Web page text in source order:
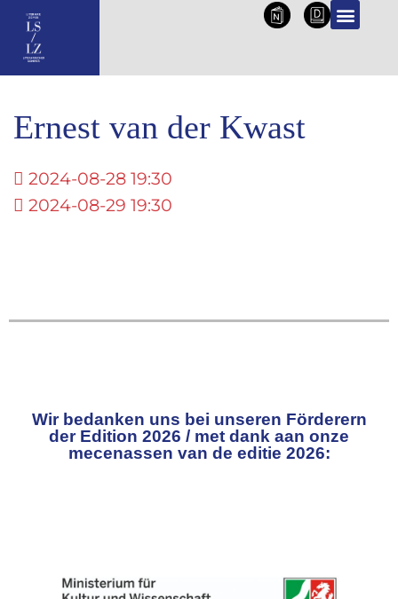
NL DE
Ernest van der Kwast
2024-08-28 19:30
2024-08-29 19:30
Wir bedanken uns bei unseren Förderern
der Edition 2026 / met dank aan onze
mecenassen van de editie 2026: